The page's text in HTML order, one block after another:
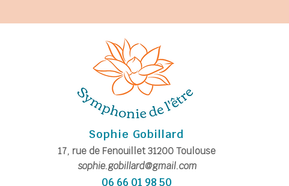
Sophie Gobillard
17, rue de Fenouillet 31200Toulouse
sophie.gobillard@gmail.com
06 66 01 98 50